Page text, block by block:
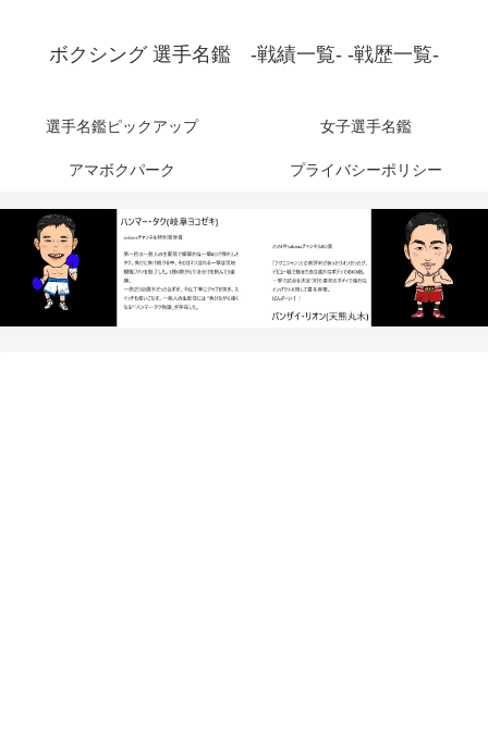
ボクシング 選手名鑑 -戦績一覧- -戦歴一覧-
選手名鑑ピックアップ 女子選手名鑑
アマボクパーク プライバシーポリシー